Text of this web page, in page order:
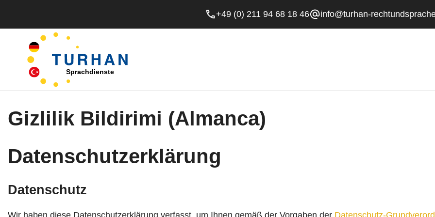
phone+49 (0) 211 94 68 18 46alternate_emailinfo@turhan-
Sprachdienste
Gizlilik Bildirimi (Almanca)
Datenschutzerklärung
Datenschutz
Wir haben diese Datenschutzerklärung verfasst, um Ihnen gemäß der Vorgaben der Datenschutz-